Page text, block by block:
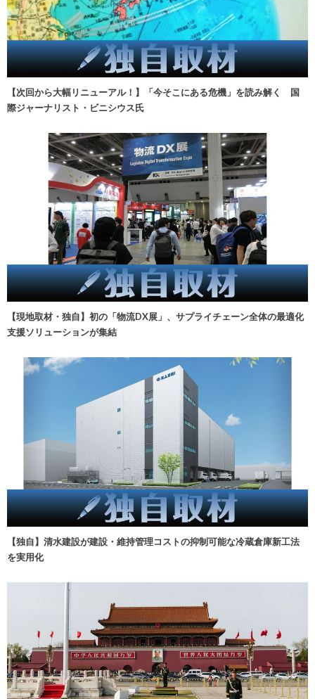
【次回から大幅リニューアル！】「今そこにある危機」を読み解く 国
際ジャーナリスト・ビニシウス氏
【現地取材・独自】初の「物流DX展」、サプライチェーン全体の最適化
支援ソリューションが集結
【独自】清水建設が建設・維持管理コストの抑制可能な冷蔵倉庫新工法
を実用化